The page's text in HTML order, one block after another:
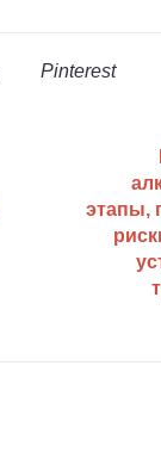
Pinterest
этапы,